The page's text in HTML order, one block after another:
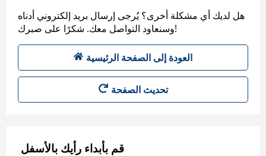
هل لديك أي مشكلة أخرى؟ يُرجى إرسال بريد إلكتروني أدناه
وسنعاود التواصل معك. شكرًا على صبرك!
العودة إلى الصفحة الرئيسية
تحديث الصفحة
قم بأبداء رأيك بالأسفل